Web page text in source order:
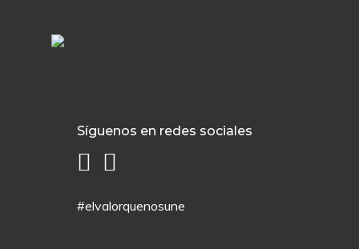
Síguenos en redes sociales
#elvalorquenosune